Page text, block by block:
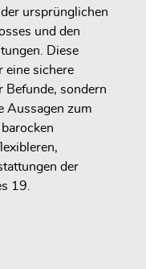
ursprünglichen
und den
Diese
eine sichere
Befunde, sondern
Aussagen zum
der
19.